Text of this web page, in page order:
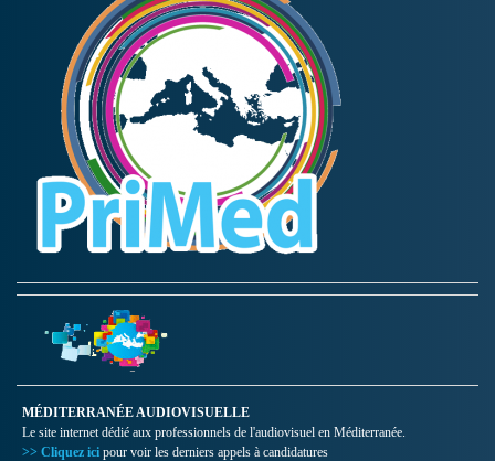
MÉDITERRANÉE AUDIOVISUELLE
Le site internet dédié aux professionnels de l'audiovisuel en Méditerranée.
>> Cliquez ici pour voir les derniers appels à candidatures